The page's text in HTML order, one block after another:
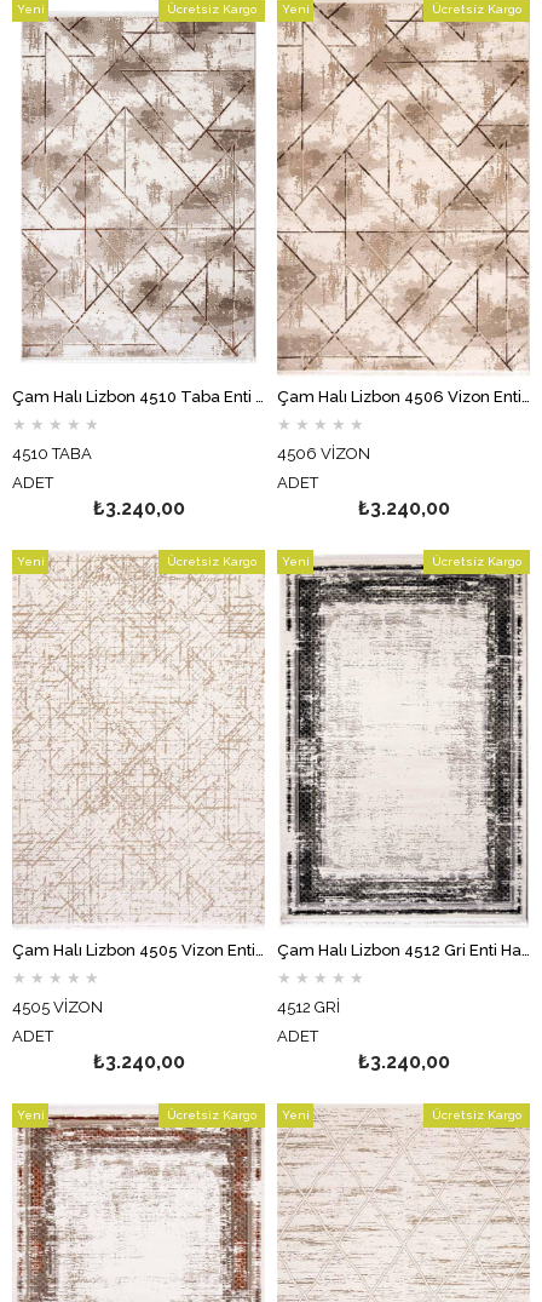
Çam Halı Lizbon 4510 Taba Enti Halı Modern Eskitme Desenli Makine Halısı
★ ★ ★ ★ ★
4510 TABA
ADET
₺3.240,00
Ücretsiz Kargo
Yeni
Ürün
Çam Halı Lizbon 4506 Vizon Enti Halı Modern Eskitme Desenli Makine Halısı
★ ★ ★ ★ ★
4506 VİZON
ADET
₺3.240,00
Ücretsiz Kargo
Yeni
Ürün
★ ★ ★ ★ ★
4505 VİZON
ADET
₺3.240,00
Ücretsiz Kargo
Yeni
Ürün
★ ★ ★ ★ ★
4512 GRİ
ADET
₺3.240,00
Ücretsiz Kargo
Yeni
Ürün
Ücretsiz Kargo
Yeni
Ürün
Ücretsiz Kargo
Yeni
Ürün